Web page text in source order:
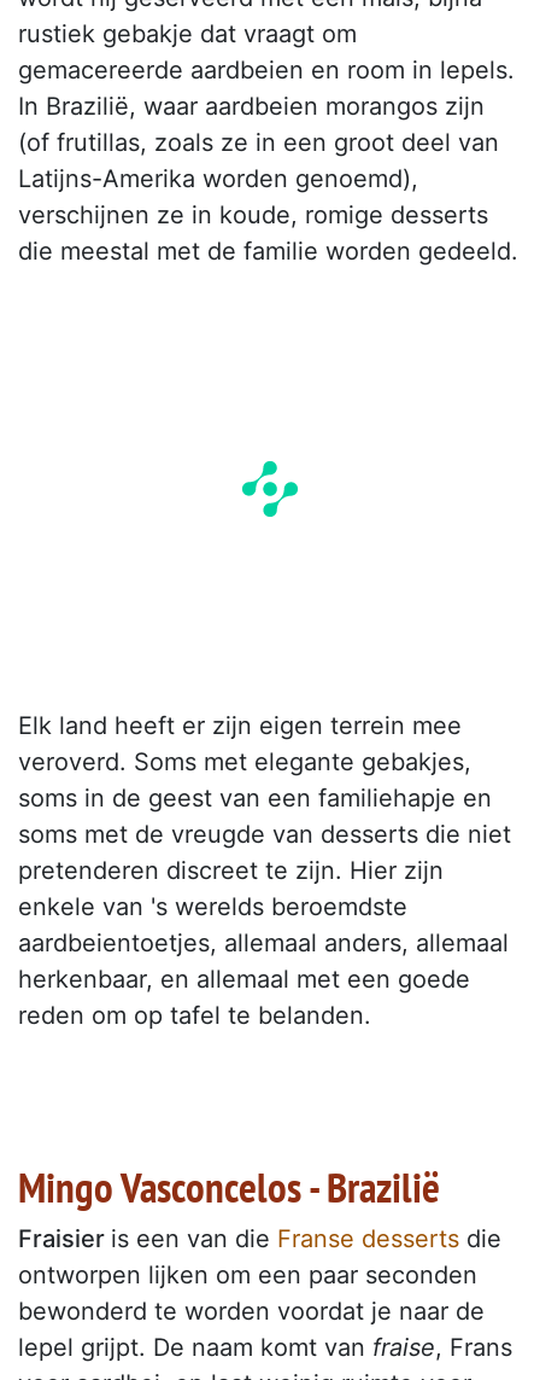
rustiek gebakje dat vraagt om
gemacereerde aardbeien en room in lepels.
In Brazilië, waar aardbeien morangos zijn
(of frutillas, zoals ze in een groot deel van
Latijns-Amerika worden genoemd),
verschijnen ze in koude, romige desserts
die meestal met de familie worden gedeeld.
Elk land heeft er zijn eigen terrein mee
veroverd. Soms met elegante gebakjes,
soms in de geest van een familiehapje en
soms met de vreugde van desserts die niet
pretenderen discreet te zijn. Hier zijn
enkele van 's werelds beroemdste
aardbeientoetjes, allemaal anders, allemaal
herkenbaar, en allemaal met een goede
reden om op tafel te belanden.
Mingo Vasconcelos - Brazilië
Fraisier is een van die Franse desserts die
ontworpen lijken om een paar seconden
bewonderd te worden voordat je naar de
lepel grijpt. De naam komt van fraise, Frans